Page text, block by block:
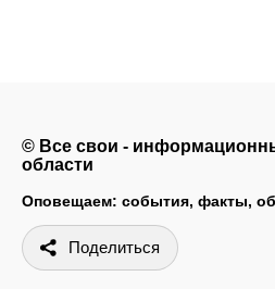
© Все свои -
области
Оповещаем: события, факты,
Поделиться